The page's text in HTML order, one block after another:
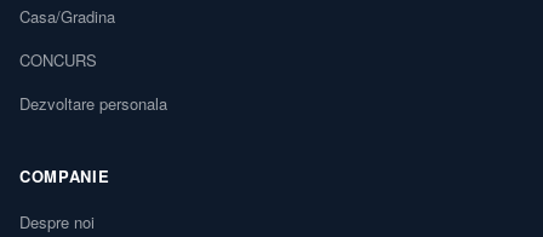
Casa/Gradina
CONCURS
Dezvoltare personala
COMPANIE
Despre noi